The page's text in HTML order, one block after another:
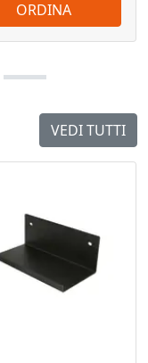
VEDI TUTTI
ORDINA